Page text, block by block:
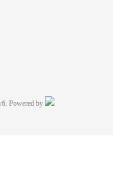
Powered by